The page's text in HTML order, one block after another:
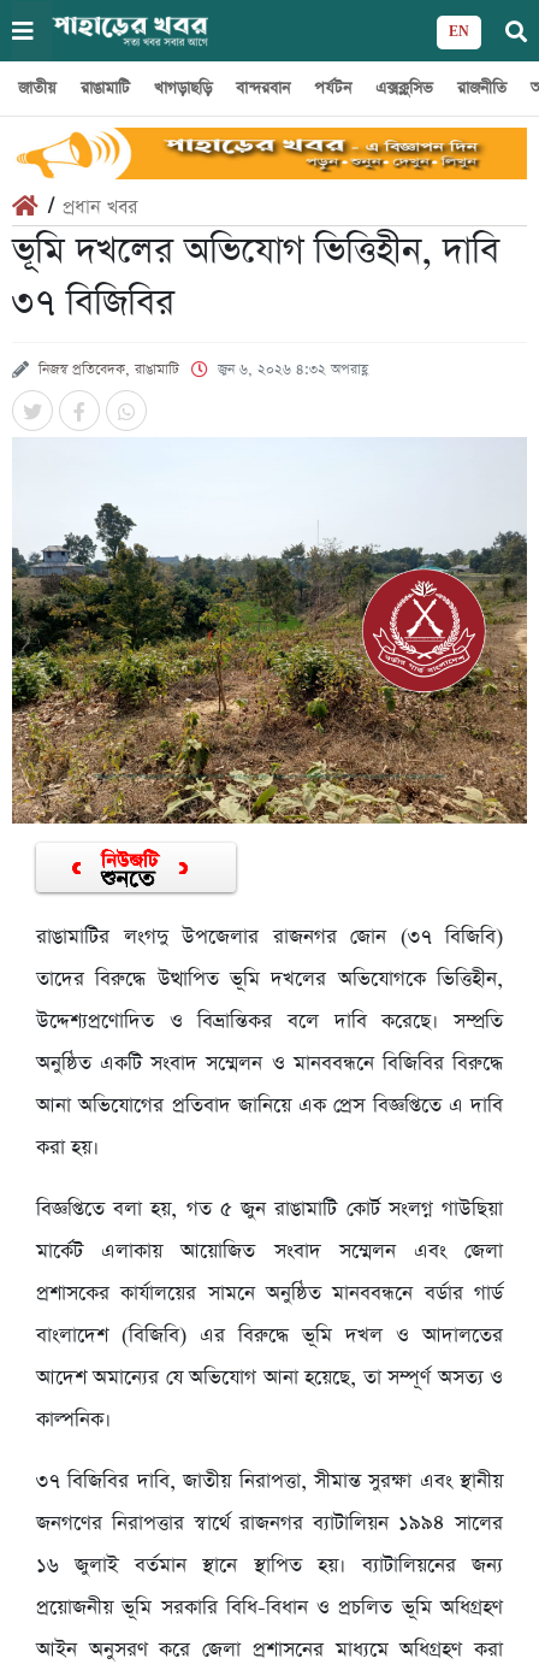
EN
জাতীয় রাঙামাটি খাগড়াছড়ি বান্দরবান পর্যটন এক্সক্লুসিভ রাজনীতি
/ প্রধান খবর
‎ভূমি দখলের অভিযোগ ভিত্তিহীন, দাবি
৩৭ বিজিবির
নিজস্ব প্রতিবেদক, রাঙামাটি জুন ৬, ২০২৬ ৪:৩২ অপরাহ্ণ
রাঙামাটির লংগদু উপজেলার রাজনগর জোন (৩৭ বিজিবি)
তাদের বিরুদ্ধে উত্থাপিত ভূমি দখলের অভিযোগকে ভিত্তিহীন,
উদ্দেশ্যপ্রণোদিত ও বিভ্রান্তিকর বলে দাবি করেছে। সম্প্রতি
অনুষ্ঠিত একটি সংবাদ সম্মেলন ও মানববন্ধনে বিজিবির বিরুদ্ধে
আনা অভিযোগের প্রতিবাদ জানিয়ে এক প্রেস বিজ্ঞপ্তিতে এ দাবি
করা হয়।
‎বিজ্ঞপ্তিতে বলা হয়, গত ৫ জুন রাঙামাটি কোর্ট সংলগ্ন গাউছিয়া
মার্কেট এলাকায় আয়োজিত সংবাদ সম্মেলন এবং জেলা
প্রশাসকের কার্যালয়ের সামনে অনুষ্ঠিত মানববন্ধনে বর্ডার গার্ড
বাংলাদেশ (বিজিবি) এর বিরুদ্ধে ভূমি দখল ও আদালতের
আদেশ অমান্যের যে অভিযোগ আনা হয়েছে, তা সম্পূর্ণ অসত্য ও
কাল্পনিক।
‎৩৭ বিজিবির দাবি, জাতীয় নিরাপত্তা, সীমান্ত সুরক্ষা এবং স্থানীয়
জনগণের নিরাপত্তার স্বার্থে রাজনগর ব্যাটালিয়ন ১৯৯৪ সালের
১৬ জুলাই বর্তমান স্থানে স্থাপিত হয়। ব্যাটালিয়নের জন্য
প্রয়োজনীয় ভূমি সরকারি বিধি-বিধান ও প্রচলিত ভূমি অধিগ্রহণ
আইন অনুসরণ করে জেলা প্রশাসনের মাধ্যমে অধিগ্রহণ করা